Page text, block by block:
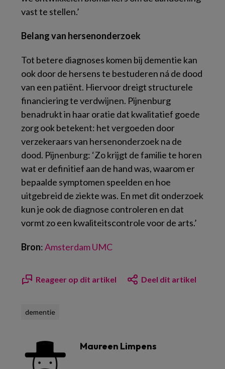
vast te stellen.’
Belang van hersenonderzoek
Tot betere diagnoses komen bij dementie kan
ook door de hersens te bestuderen ná de dood
van een patiënt. Hiervoor dreigt structurele
financiering te verdwijnen. Pijnenburg
benadrukt in haar oratie dat kwalitatief goede
zorg ook betekent: het vergoeden door
verzekeraars van hersenonderzoek na de
dood. Pijnenburg: ‘Zo krijgt de familie te horen
wat er definitief aan de hand was, waarom er
bepaalde symptomen speelden en hoe
uitgebreid de ziekte was. En met dit onderzoek
kun je ook de diagnose controleren en dat
vormt zo een kwaliteitscontrole voor de arts.’
Bron:Amsterdam UMC
Reageer op dit artikel Deel dit artikel
dementie
Maureen Limpens